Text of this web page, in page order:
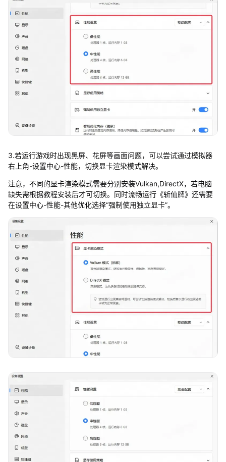
3.若运行游戏时出现黑屏、花屏等画面问题，可以尝试通过模拟器
右上角-设置中心-性能，切换显卡渲染模式解决。
注意，不同的显卡渲染模式需要分别安装Vulkan,DirectX，若电脑
缺失需根据教程安装后才可切换。同时流畅运行《斩仙牌》还需要
在设置中心-性能-其他优化选择“强制使用独立显卡”。